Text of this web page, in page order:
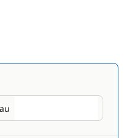
au
Retour